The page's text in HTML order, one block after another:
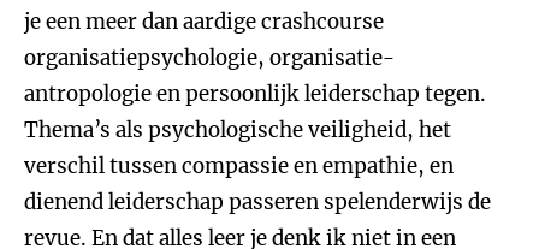
je een meer dan aardige crashcourse
organisatiepsychologie, organisatie-
antropologie en persoonlijk leiderschap tegen.
Thema’s als psychologische veiligheid, het
verschil tussen compassie en empathie, en
dienend leiderschap passeren spelenderwijs de
revue. En dat alles leer je denk ik niet in een